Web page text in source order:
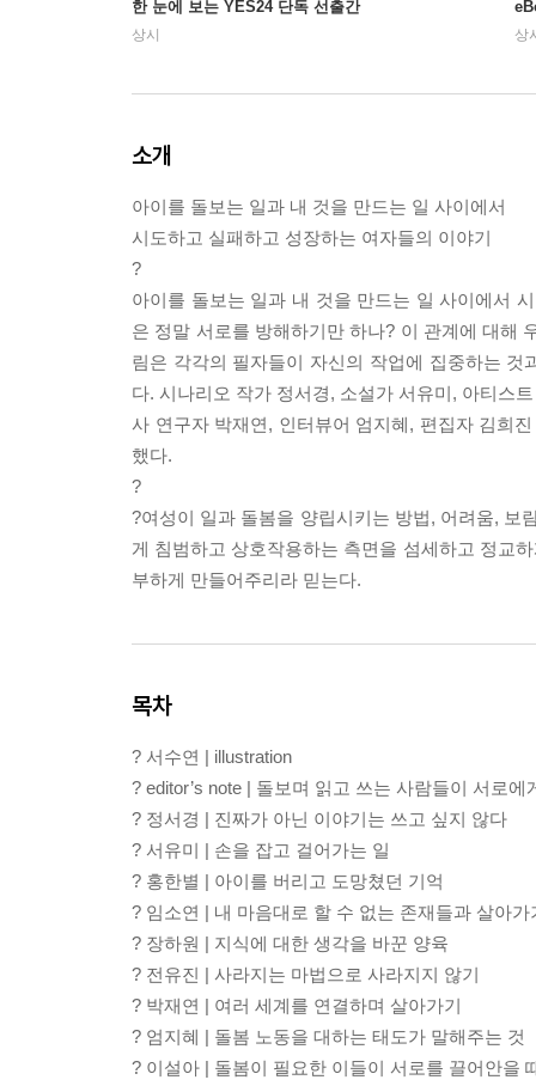
한 눈에 보는 YES24 단독 선출간
상시 상
소개
아이를 돌보는 일과 내 것을 만드는 일 사이에서
시도하고 실패하고 성장하는 여자들의 이야기
?
아이를 돌보는 일과 내 것을 만드는 일 사이에서
은 정말 서로를 방해하기만 하나? 이 관계에 대해
림은 각각의 필자들이 자신의 작업에 집중하는
다. 시나리오 작가 정서경, 소설가 서유미, 아티스
사 연구자 박재연, 인터뷰어 엄지혜, 편집자 김희
했다.
?
?여성이 일과 돌봄을 양립시키는 방법, 어려움, 보
게 침범하고 상호작용하는 측면을 섬세하고 정교
부하게 만들어주리라 믿는다.
목차
? 서수연 | illustration
? editor’s note | 돌보며 읽고 쓰는 사람들이 서로
? 정서경 | 진짜가 아닌 이야기는 쓰고 싶지 않다
? 서유미 | 손을 잡고 걸어가는 일
? 홍한별 | 아이를 버리고 도망쳤던 기억
? 임소연 | 내 마음대로 할 수 없는 존재들과 살아가
? 장하원 | 지식에 대한 생각을 바꾼 양육
? 전유진 | 사라지는 마법으로 사라지지 않기
? 박재연 | 여러 세계를 연결하며 살아가기
? 엄지혜 | 돌봄 노동을 대하는 태도가 말해주는 것
? 이설아 | 돌봄이 필요한 이들이 서로를 끌어안을